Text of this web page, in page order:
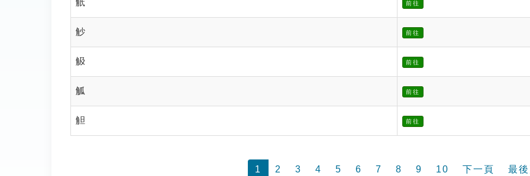
觗 前往
觘 前往
觙 前往
觚 前往
觛 前往
1 2 3 4 5 6 7 8 9 10 下一頁 最